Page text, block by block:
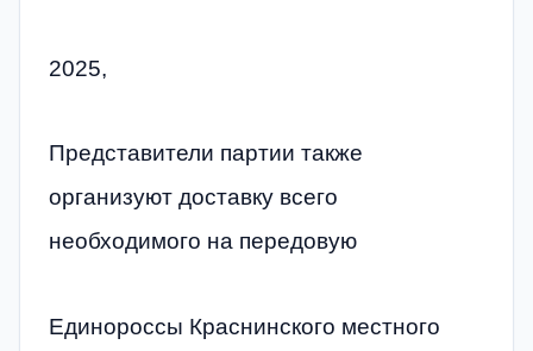
2025,
Представители партии также
организуют доставку всего
необходимого на передовую
Единороссы Краснинского местного